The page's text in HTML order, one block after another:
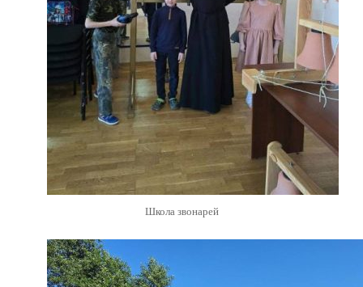
Школа звонарей